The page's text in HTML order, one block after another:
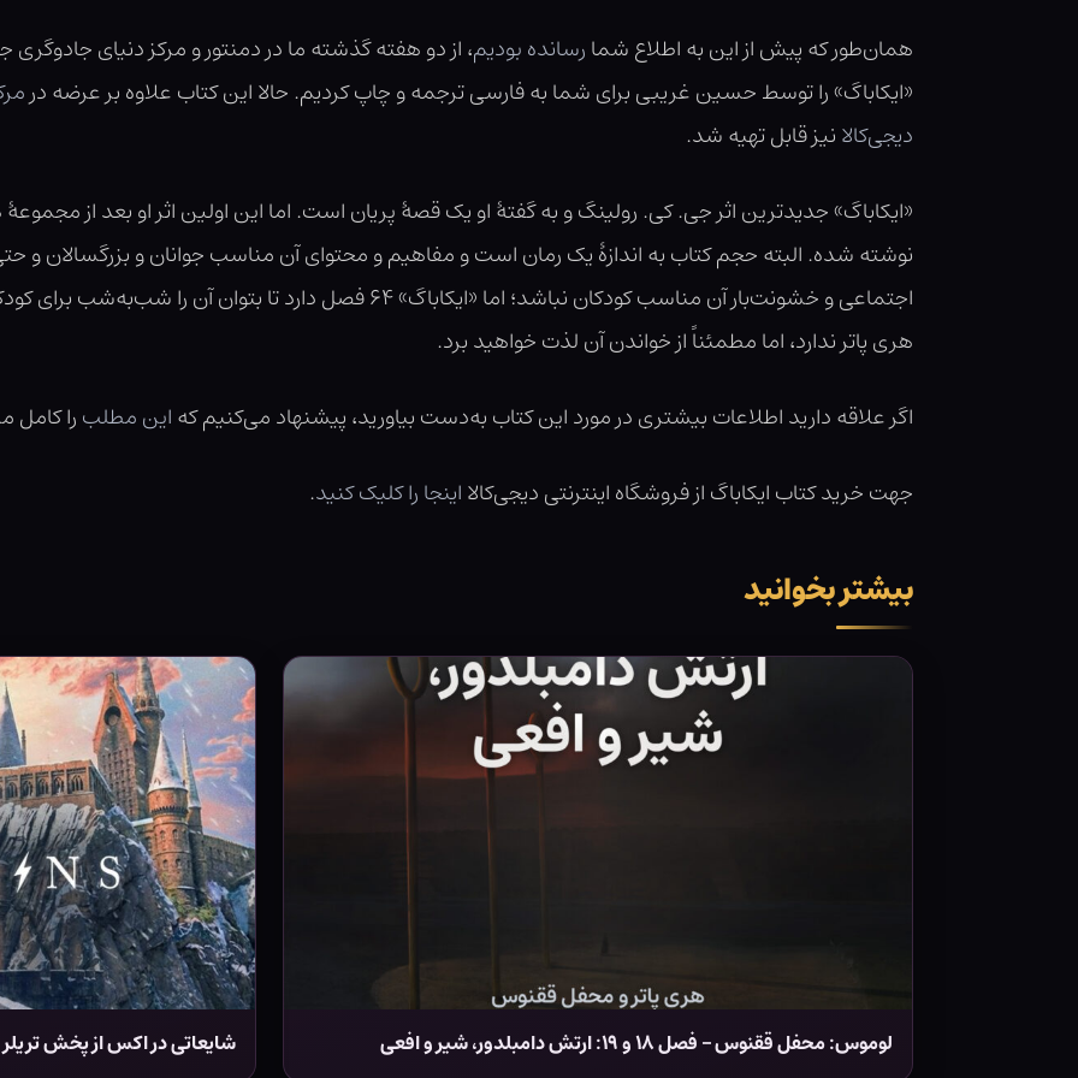
همان‌طور که پیش از این به اطلاع شمارسانده بودیم، از دو هفته گذشته ما در دمنتور و مرکز دنیای
«ایکاباگ» را توسط حسین غریبی برای شما به فارسی ترجمه و چاپ کردیم. حالا این کتاب علاوه بر عرضه در
دیجی‌کالانیز قابل تهیه شد.
«ایکاباگ» جدیدترین اثر جی. کی. رولینگ و به گفتۀ او یک قصۀ پریان است. اما این اولین اثر او بعد از
نوشته شده. البته حجم کتاب به اندازۀ یک رمان است و مفاهیم و محتوای آن مناسب جوانان و بزرگسالان و
اجتماعی و خشونت‌بار آن مناسب کودکان نباشد؛ اما «ایکاباگ» ۶۴ فصل دارد
هری پاتر ندارد، اما مطمئناً از خواندن آن لذت خواهید برد.
اگر علاقه دارید اطلاعات بیشتری در مورد این کتاب به‌دست بیاورید، پیشنهاد می‌کنیم کهاین مطلبرا کامل
جهت خرید کتاب ایکاباگ از فروشگاه اینترنتی دیجی‌کالااینجا را کلیک کنید.
بیشتر بخوانید
لوموس: محفل ققنوس – فصل ۱۸ و ۱۹: ارتش دامبلدور، شیر و افعی شایعاتی در اکس از پخش تریلر در ساعت ۲۲:۳۰ به وقت